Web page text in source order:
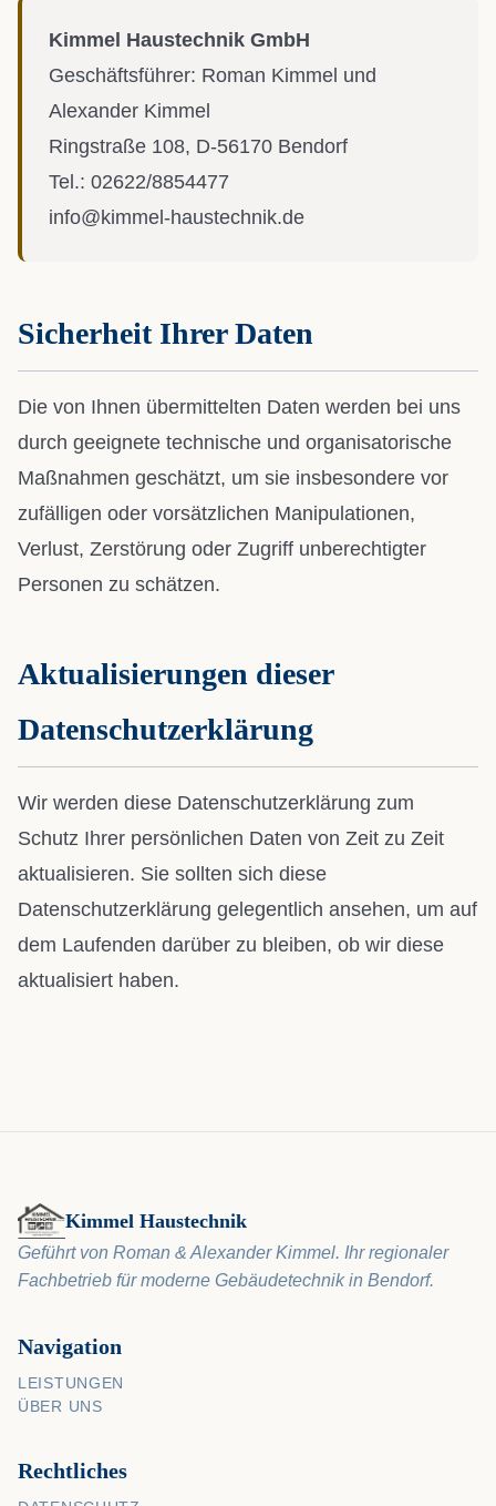
Kimmel Haustechnik GmbH
Geschäftsführer: Roman Kimmel und
Alexander Kimmel
Ringstraße 108, D-56170 Bendorf
Tel.: 02622/8854477
info@kimmel-haustechnik.de
Sicherheit Ihrer Daten
Die von Ihnen übermittelten Daten werden bei uns
durch geeignete technische und organisatorische
Maßnahmen geschätzt, um sie insbesondere vor
zufälligen oder vorsätzlichen Manipulationen,
Verlust, Zerstörung oder Zugriff unberechtigter
Personen zu schätzen.
Aktualisierungen dieser
Datenschutzerklärung
Wir werden diese Datenschutzerklärung zum
Schutz Ihrer persönlichen Daten von Zeit zu Zeit
aktualisieren. Sie sollten sich diese
Datenschutzerklärung gelegentlich ansehen, um auf
dem Laufenden darüber zu bleiben, ob wir diese
aktualisiert haben.
Kimmel Haustechnik
Geführt von Roman & Alexander Kimmel. Ihr regionaler
Fachbetrieb für moderne Gebäudetechnik in Bendorf.
Navigation
LEISTUNGEN
ÜBER UNS
Rechtliches